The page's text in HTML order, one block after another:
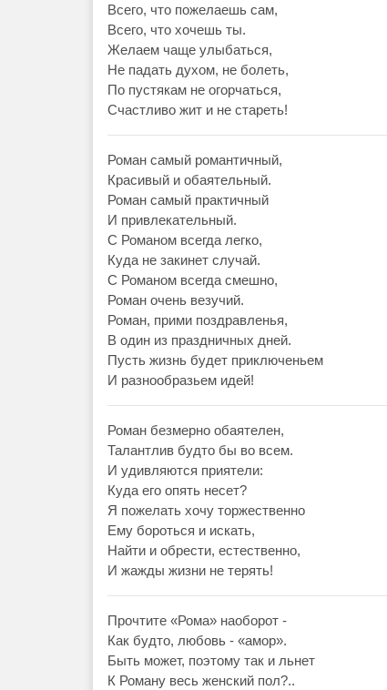
Всего, что пожелаешь сам,
Всего, что хочешь ты.
Желаем чаще улыбаться,
Не падать духом, не болеть,
По пустякам не огорчаться,
Счастливо жит и не стареть!
Роман самый романтичный,
Красивый и обаятельный.
Роман самый практичный
И привлекательный.
С Романом всегда легко,
Куда не закинет случай.
С Романом всегда смешно,
Роман очень везучий.
Роман, прими поздравленья,
В один из праздничных дней.
Пусть жизнь будет приключеньем
И разнообразьем идей!
Роман безмерно обаятелен,
Талантлив будто бы во всем.
И удивляются приятели:
Куда его опять несет?
Я пожелать хочу торжественно
Ему бороться и искать,
Найти и обрести, естественно,
И жажды жизни не терять!
Прочтите «Рома» наоборот -
Как будто, любовь - «амор».
Быть может, поэтому так и льнет
К Роману весь женский пол?..